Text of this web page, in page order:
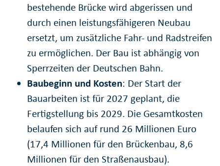
bestehende Brücke wird abgerissen und
durch einen leistungsfähigeren Neubau
ersetzt, um zusätzliche Fahr- und Radstreifen
zu ermöglichen. Der Bau ist abhängig von
Sperrzeiten der Deutschen Bahn.
Baubeginn und Kosten: Der Start der
Bauarbeiten ist für 2027 geplant, die
Fertigstellung bis 2029. Die Gesamtkosten
belaufen sich auf rund 26 Millionen Euro
(17,4 Millionen für den Brückenbau, 8,6
Millionen für den Straßenausbau).